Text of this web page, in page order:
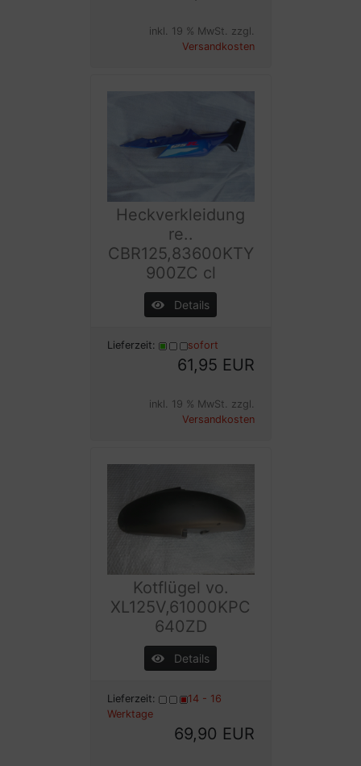
inkl. 19 % MwSt. zzgl.
Versandkosten
Heckverkleidung
re..
CBR125,83600KTY
900ZC cl
Details
Lieferzeit: sofort
61,95 EUR
inkl. 19 % MwSt. zzgl.
Versandkosten
Kotflügel vo.
XL125V,61000KPC
640ZD
Details
Lieferzeit:
14 - 16
Werktage
69,90 EUR